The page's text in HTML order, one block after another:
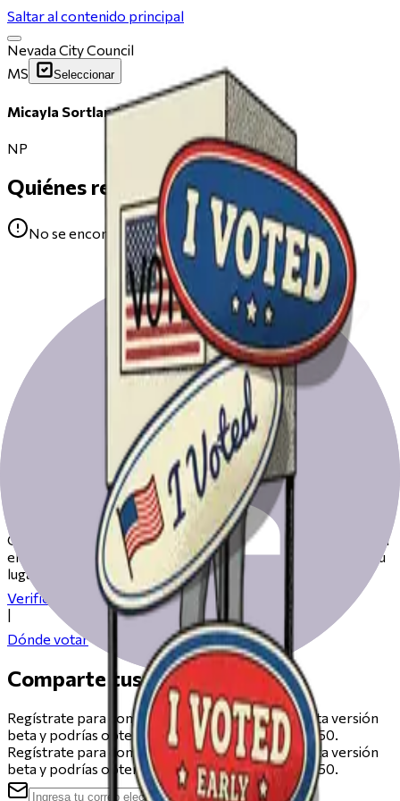
Saltar al contenido principal
Nevada City Council
MS
Seleccionar
Micayla Sortland
NP
Quiénes respaldan
No se encontraron avales para Micayla Sortland.
Prepárate para votar el día de las
elecciones
Consulta nuestros recursos para ayudarte a prepararte para
el día de las elecciones, desde registrarte hasta encontrar tu
lugar de votación.
Verifica tu registro
Dónde votar
Comparte tus comentarios
Regístrate para compartir comentarios sobre esta versión
beta y podrías obtener una tarjeta de regalo de $50.
Regístrate para compartir comentarios sobre esta versión
beta y podrías obtener una tarjeta de regalo de $50.